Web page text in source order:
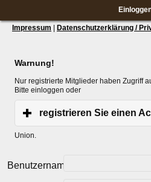
Impressum Datenschutzerklärung /
Warnung!
Nur registrierte Mitglieder haben Zugriff
Bitte einloggen oder
registrieren Sie einen
Union.
Benutzername: